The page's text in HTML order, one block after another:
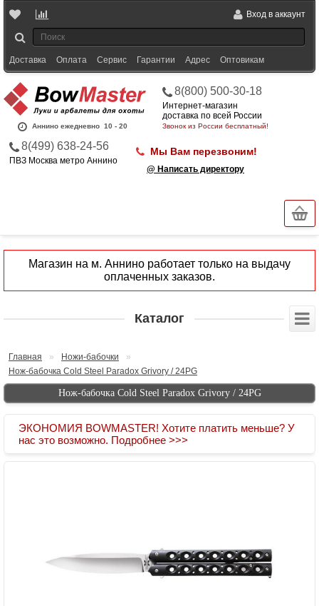
Вход в аккаунт
Доставка Оплата Сервис Гарантии Адрес Оптовикам
Аннино ежедневно 10 - 20
8(800) 500-30-18
Интернет-магазин
доставка по всей России
Звонок из России бесплатный!
8(499) 638-24-56
ПВЗ Москва метро Аннино
Мы Вам перезвоним!
@ Написать директору
Магазин на м. Аннино работает только на выдачу
оплаченных заказов.
Каталог
Главная » Ножи-бабочки
»
Нож-бабочка Cold Steel Paradox Grivory / 24PG
Нож-бабочка Cold Steel Paradox Grivory / 24PG
ЭКОНОМИЯ BOWMASTER! Хотите платить меньше? У
нас это возможно. Подробнее >>>